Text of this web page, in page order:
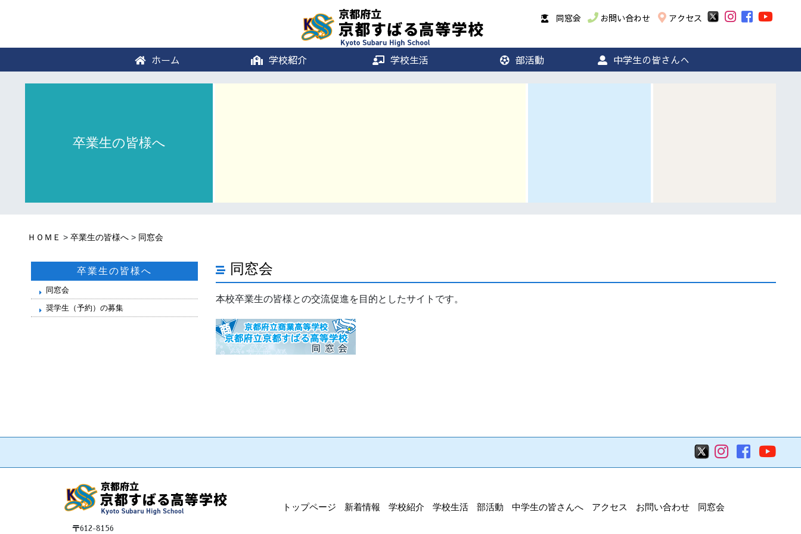
同窓会 お問い合わせ アクセス
ホーム 学校紹介 学校生活 部活動 中学生の皆さんへ
卒業生の皆様へ
ＨＯＭＥ > 卒業生の皆様へ > 同窓会
卒業生の皆様へ
同窓会
奨学生（予約）の募集
同窓会
本校卒業生の皆様との交流促進を目的としたサイトです。
〒612-8156
トップページ 新着情報 学校紹介 学校生活 部活動 中学生の皆さんへ アクセス お問い合わせ 同窓会